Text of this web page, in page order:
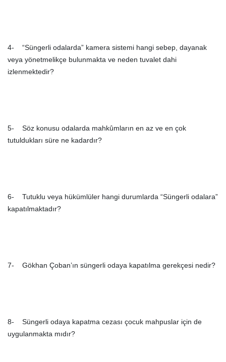
4- “Süngerli odalarda” kamera sistemi hangi sebep, dayanak
veya yönetmelikçe bulunmakta ve neden tuvalet dahi
izlenmektedir?
5- Söz konusu odalarda mahkûmların en az ve en çok
tutuldukları süre ne kadardır?
6- Tutuklu veya hükümlüler hangi durumlarda “Süngerli odalara”
kapatılmaktadır?
7- Gökhan Çoban’ın süngerli odaya kapatılma gerekçesi nedir?
8- Süngerli odaya kapatma cezası çocuk mahpuslar için de
uygulanmakta mıdır?